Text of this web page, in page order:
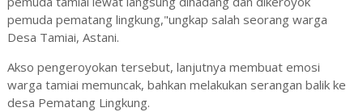
pemuda pematang lingkung,"ungkap salah seorang warga
Desa Tamiai, Astani.
Akso pengeroyokan tersebut, lanjutnya membuat emosi
warga tamiai memuncak, bahkan melakukan serangan balik ke
desa Pematang Lingkung.